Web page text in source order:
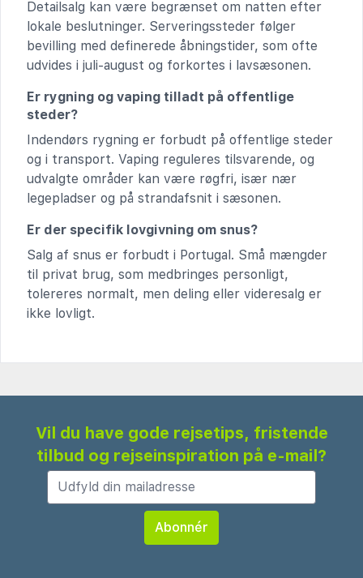
Detailsalg kan være begrænset om natten efter
lokale beslutninger. Serveringssteder følger
bevilling med definerede åbningstider, som ofte
udvides i juli-august og forkortes i lavsæsonen.
Er rygning og vaping tilladt på offentlige
steder?
Indendørs rygning er forbudt på offentlige steder
og i transport. Vaping reguleres tilsvarende, og
udvalgte områder kan være røgfri, især nær
legepladser og på strandafsnit i sæsonen.
Er der specifik lovgivning om snus?
Salg af snus er forbudt i Portugal. Små mængder
til privat brug, som medbringes personligt,
tolereres normalt, men deling eller videresalg er
ikke lovligt.
Vil du have gode rejsetips, fristende
tilbud og rejseinspiration på e-mail?